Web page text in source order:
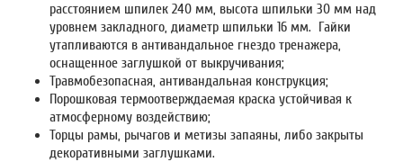
расстоянием шпилек 240 мм, высота шпильки 30 мм над
уровнем закладного, диаметр шпильки 16 мм. Гайки
утапливаются в антивандальное гнездо тренажера,
оснащенное заглушкой от выкручивания;
Травмобезопасная, антивандальная конструкция;
Порошковая термоотверждаемая краска устойчивая к
атмосферному воздействию;
Торцы рамы, рычагов и метизы запаяны, либо закрыты
декоративными заглушками.